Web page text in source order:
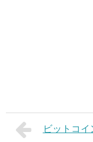
ビットコ